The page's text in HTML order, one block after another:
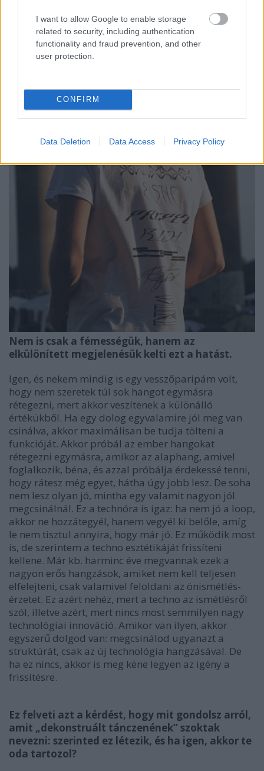
I want to allow Google to enable storage
related to security, including authentication
functionality and fraud prevention, and other
user protection.
CONFIRM
Data Deletion Data Access Privacy Policy
Nem is csak a fémességük, hanem az
elkülönített megjelenésük kelti ezt a hatást.
Igen, és nekem mindig is egy vesszőparipám volt,
hogy nem szeretek túl sok hangot egymásra
rétegezni, mert akkor veszítenek a különálló
értékükből. Ha egy dolog egyvalamire jól meg van
csinálva, akkor maximálisan be tudja tölteni a
funkcióját. Akkor próbál az ember hangokat
rétegezni egymásra, amikor az alaphang, amivel
foglalkozik, béna, és azzal próbálja érdekessé tenni,
hogy rátesz még egyet, hátha úgy jobb lesz. De soha
nem lesz olyan jó, mintha egy valamit nagyon jól
megcsinálnál. Ez a technóra is igaz: ha nem jó a loop,
akkor ne hozzátegyél, hanem vegyél ki belőle, amíg
le nem tisztul annyira, hogy már jó. Ez működik most
is, de szerintem a techno esztétikáját frissíteni
kellene. Már kb. harminc éve megvannak ezek a
nagyon erős hangzások, amiket nem kell teljesen
elfelejteni, csak valamivel feloldani az önismétlés-
érzetet. Ez azért nehéz, mert a techno az ismétlésről
szól, illetve azért, mert nincs most semmilyen nagy
technológiai innováció. Amikor van ilyen, akkor
egyszerű dolgod van: megcsinálod ugyanazt a
struktúrát, csak az új technológia hangzásával. De
ha ez nincs, akkor is meg kéne legyen az igény a
frissítésre.
Ez felveti azt a kérdést, hogy mit gondolsz arról,
amit „dekonstruált tánczenének” szoktak
nevezni: szerinted ez létezik, és ha igen, akkor te
oda tartozol?